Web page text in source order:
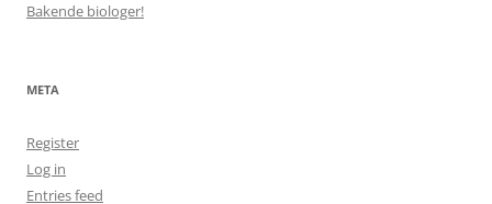
Bakende biologer!
META
Register
Log in
Entries feed